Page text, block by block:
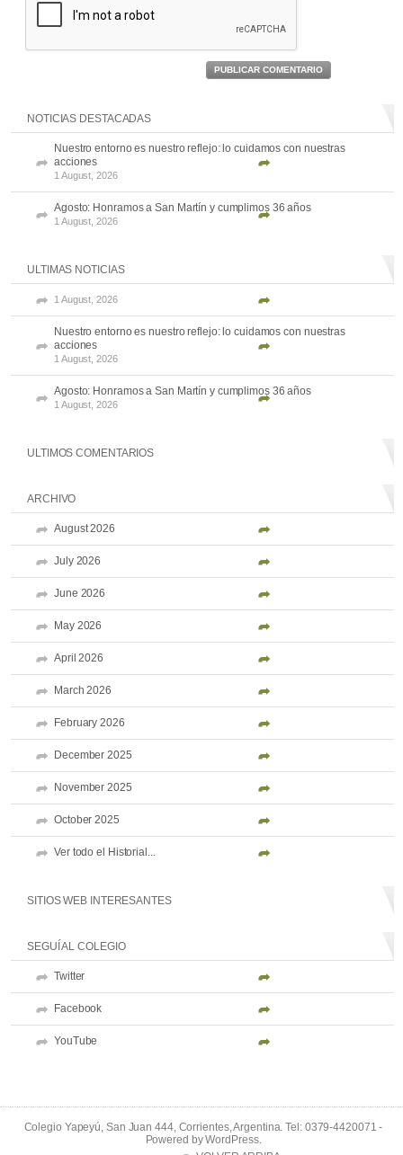
PUBLICAR COMENTARIO
NOTICIAS DESTACADAS
Nuestro entorno es nuestro reflejo: lo cuidamos con nuestras
acciones
1 August, 2026
Agosto: Honramos a San Martín y cumplimos 36 años
1 August, 2026
ULTIMAS NOTICIAS
1 August, 2026
Nuestro entorno es nuestro reflejo: lo cuidamos con nuestras
acciones
1 August, 2026
Agosto: Honramos a San Martín y cumplimos 36 años
1 August, 2026
ULTIMOS COMENTARIOS
ARCHIVO
August 2026
July 2026
June 2026
May 2026
April 2026
March 2026
February 2026
December 2025
November 2025
October 2025
Ver todo el Historial...
SITIOS WEB INTERESANTES
SEGUÍ AL COLEGIO
Twitter
Facebook
YouTube
Colegio Yapeyú, San Juan 444, Corrientes, Argentina. Tel: 0379-4420071 -
Powered byWordPress.